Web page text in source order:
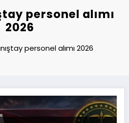
personel alımı
2026
personel alımı 2026